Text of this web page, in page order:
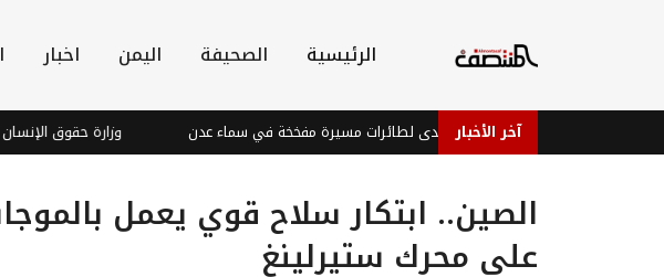
الرئيسية الصحيفة اليمن اخبار
آخر الأخبار
القوات الحكومية تتصدى لطائرات مسيرة مفخخة في سماء عدن وزارة حقوق الإنسان تدين
الصين.. ابتكار سلاح قوي يعمل
على محرك ستيرلينغ